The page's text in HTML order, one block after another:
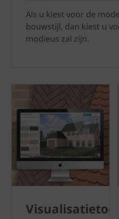
Als u kiest voor de
bouwstijl, dan kiest u
modieus zal zijn.
Visualisatietool